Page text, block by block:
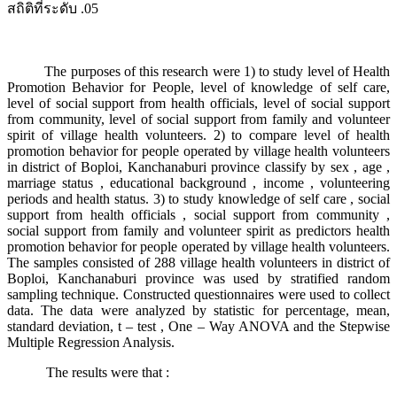
สถิติที่ระดับ .05
The purposes of this research were 1) to study level of Health
Promotion Behavior for People, level of knowledge of self care,
level of social support from health officials, level of social support
from community, level of social support from family and volunteer
spirit of village health volunteers. 2) to compare level of health
promotion behavior for people operated by village health volunteers
in district of Boploi, Kanchanaburi province classify by sex , age ,
marriage status , educational background , income , volunteering
periods and health status. 3) to study knowledge of self care , social
support from health officials , social support from community ,
social support from family and volunteer spirit as predictors health
promotion behavior for people operated by village health volunteers.
The samples consisted of 288 village health volunteers in district of
Boploi, Kanchanaburi province was used by stratified random
sampling technique. Constructed questionnaires were used to collect
data. The data were analyzed by statistic for percentage, mean,
standard deviation, t – test , One – Way ANOVA and the Stepwise
Multiple Regression Analysis.
The results were that :